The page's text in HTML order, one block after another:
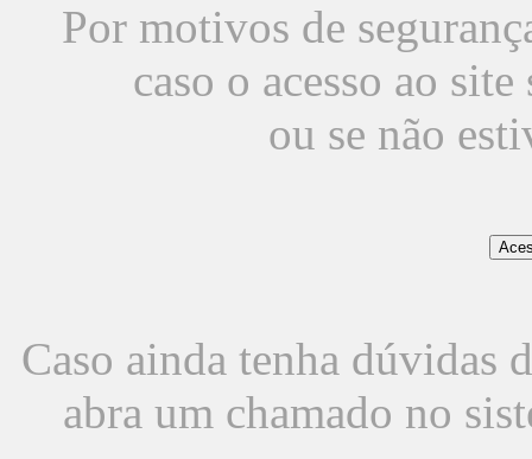
Por motivos de
caso o acesso ao
ou se não
Caso ainda tenha dúvidas
abra um chamado no